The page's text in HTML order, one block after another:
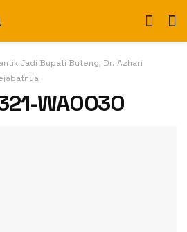
Jadi Bupati Buteng, Dr. Azhari
WA0030